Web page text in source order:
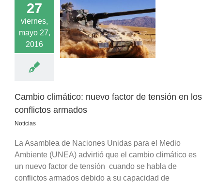
27
viernes,
mayo 27,
2016
nuevo
tensión en los
armados
Noticias
Cambio climático: nuevo factor de tensión en los
conflictos armados
Noticias
La Asamblea de Naciones Unidas para el Medio
Ambiente (UNEA) advirtió que el cambio climático es
un nuevo factor de tensión cuando se habla de
conflictos armados debido a su capacidad de